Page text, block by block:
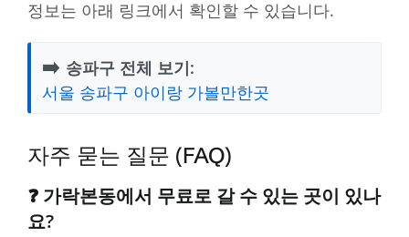
정보는 아래 링크에서 확인할 수 있습니다.
➡️ 송파구 전체 보기:
서울 송파구 아이랑 가볼만한곳
자주 묻는 질문 (FAQ)
❓ 가락본동에서 무료로 갈 수 있는 곳이 있나
요?